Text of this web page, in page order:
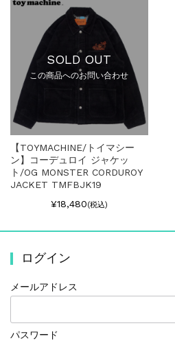
SOLD OUT
この商品へのお問い合わせ
【TOYMACHINE/トイマシー
ン】コーデュロイ ジャケッ
ト/OG MONSTER CORDUROY
JACKET TMFBJK19
¥18,480(税込)
ログイン
メールアドレス
パスワード